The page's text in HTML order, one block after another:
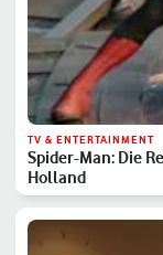
TV & ENTERTAINMENT
Spider-Man: Die
Holland